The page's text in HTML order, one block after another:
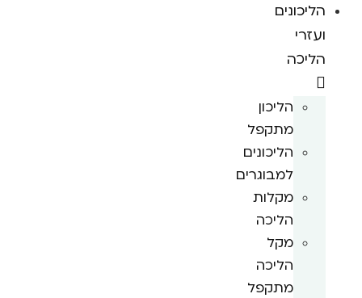
הליכונים
ועזרי
הליכה
הליכון
מתקפל
הליכונים
למבוגרים
מקלות
הליכה
מקל
הליכה
מתקפל